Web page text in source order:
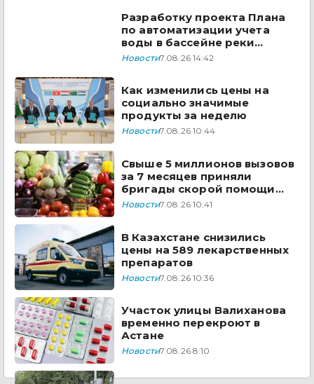
Разработку проекта Плана
по автоматизации учета
воды в бассейне реки
Сырдарья одобрили
Новости7.08.26 14:42
Как изменились цены на
социально значимые
продукты за неделю
Новости7.08.26 10:44
Свыше 5 миллионов вызовов
за 7 месяцев приняли
бригады скорой помощи
Казахстана
Новости7.08.26 10:41
В Казахстане снизились
цены на 589 лекарственных
препаратов
Новости7.08.26 10:36
Участок улицы Валиханова
временно перекроют в
Астане
Новости7.08.26 8:10